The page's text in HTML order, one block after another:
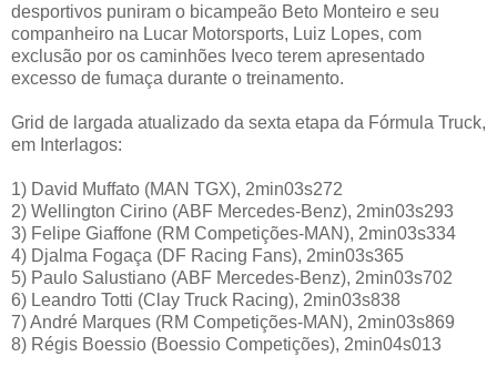
desportivos puniram o bicampeão Beto Monteiro e seu
companheiro na Lucar Motorsports, Luiz Lopes, com
exclusão por os caminhões Iveco terem apresentado
excesso de fumaça durante o treinamento.
Grid de largada atualizado da sexta etapa da Fórmula Truck,
em Interlagos:
1) David Muffato (MAN TGX), 2min03s272
2) Wellington Cirino (ABF Mercedes-Benz), 2min03s293
3) Felipe Giaffone (RM Competições-MAN), 2min03s334
4) Djalma Fogaça (DF Racing Fans), 2min03s365
5) Paulo Salustiano (ABF Mercedes-Benz), 2min03s702
6) Leandro Totti (Clay Truck Racing), 2min03s838
7) André Marques (RM Competições-MAN), 2min03s869
8) Régis Boessio (Boessio Competições), 2min04s013